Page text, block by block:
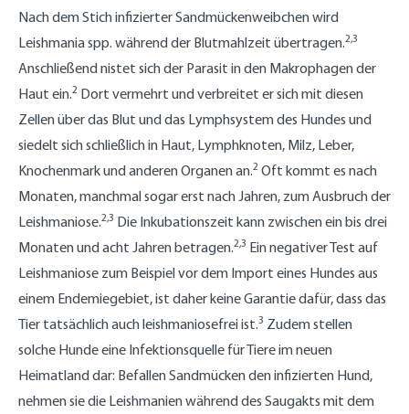
Nach dem Stich infizierter Sandmückenweibchen wird
Leishmania spp. während der Blutmahlzeit übertragen.2,3
Anschließend nistet sich der Parasit in den Makrophagen der
Haut ein.2 Dort vermehrt und verbreitet er sich mit diesen
Zellen über das Blut und das Lymphsystem des Hundes und
siedelt sich schließlich in Haut, Lymphknoten, Milz, Leber,
Knochenmark und anderen Organen an.2 Oft kommt es nach
Monaten, manchmal sogar erst nach Jahren, zum Ausbruch der
Leishmaniose.2,3 Die Inkubationszeit kann zwischen ein bis drei
Monaten und acht Jahren betragen.2,3 Ein negativer Test auf
Leishmaniose zum Beispiel vor dem Import eines Hundes aus
einem Endemiegebiet, ist daher keine Garantie dafür, dass das
Tier tatsächlich auch leishmaniosefrei ist.3 Zudem stellen
solche Hunde eine Infektionsquelle für Tiere im neuen
Heimatland dar: Befallen Sandmücken den infizierten Hund,
nehmen sie die Leishmanien während des Saugakts mit dem